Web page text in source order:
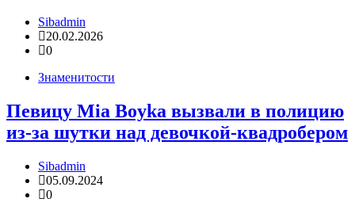
Sibadmin
20.02.2026
0
Знаменитости
Певицу Mia Boyka вызвали в полицию
из-за шутки над девочкой-квадробером
Sibadmin
05.09.2024
0